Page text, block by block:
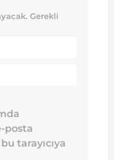
Gerekli
posta
tarayıcıya